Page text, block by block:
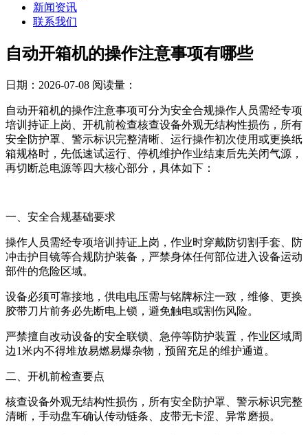
新闻资讯
联系我们
自动开箱机的操作注意事项有哪些
日期：2026-07-08 阅读量：
自动开箱机的操作注意事项可分为安全合规操作人员需经专项
培训持证上岗、开机前检查核查设备外观无结构性损伤，所有
安全防护罩、警示标识完整清晰、运行操作初次使用或更换纸
箱规格时，先低速试运行、停机维护作业结束后先关闭气源，
再切断总电源等四大核心部分，具体如下：
一、安全合规基础要求
操作人员需经专项培训持证上岗，作业时穿戴防切割手套、防
冲击护目镜等合规防护装备，严禁身体任何部位进入设备运动
部件的危险区域。
设备必须可靠接地，供电电压需与铭牌标注一致，维修、更换
胶带刀片前务必先断电上锁，避免触电或割伤风险。
严禁擅自改动设备的安全联锁、急停等防护装置，作业区域周
边1米内不得堆放易燃易爆杂物，预留充足的维护通道。
二、开机前检查要点
核查设备外观无结构性损伤，所有安全防护罩、警示标识完整
清晰，手动盘车确认传动链条、皮带无卡涩、异常磨损。